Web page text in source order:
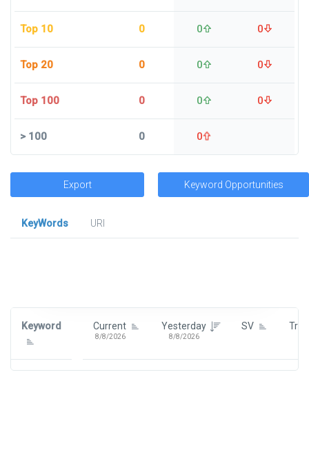
Top 10 0 0 0
Top 20 0 0 0
Top 100 0 0 0
>100 0 0
Export Keyword Opportunities
KeyWords
URl
Keyword Current
8/8/2026
Yesterday
8/8/2026
SV